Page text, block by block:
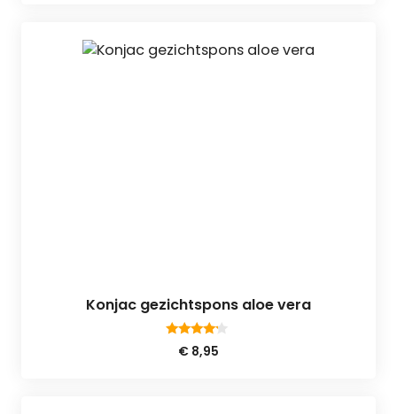
Konjac gezichtspons aloe vera
4.00
van 5
€ 8,95